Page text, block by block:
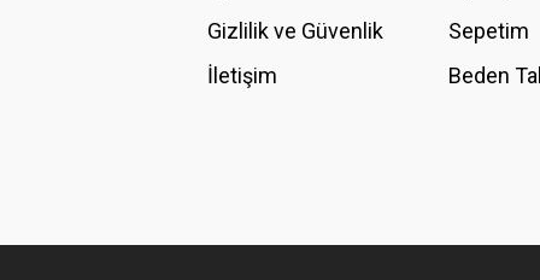
Gizlilik ve Güvenlik
İletişim
Sepetim
Beden